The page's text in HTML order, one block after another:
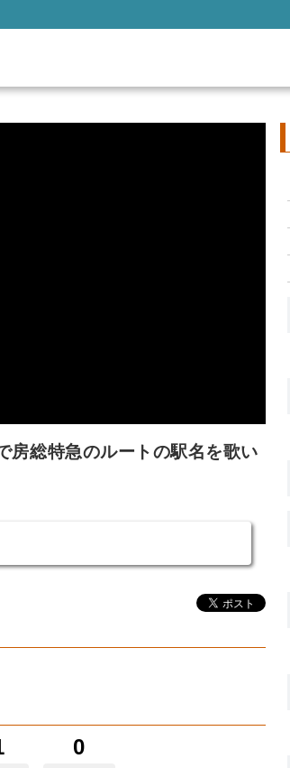
房総特急のルートの駅名を歌い
0